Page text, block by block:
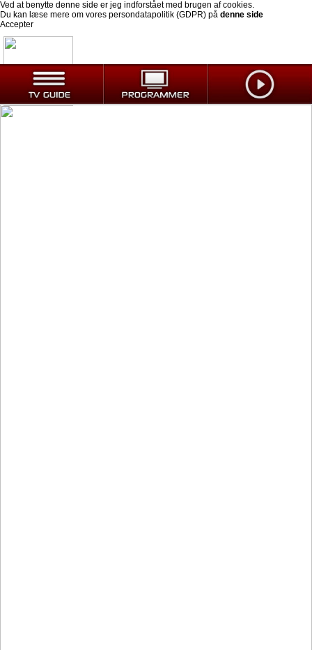
Ved at benytte denne side er jeg indforstået med brugen af cookies.
Du kan læse mere om vores persondatapolitik (GDPR) på denne side
Accepter